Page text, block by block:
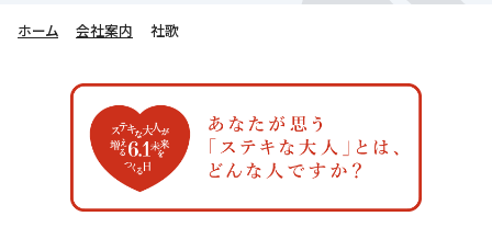
教育理念
社長挨拶
会社概要／組織図
学びの成果
学習塾について
サステナビリティ
お客さま満足度向上の取り組み
労働環境向上の取り組み
株主・投資家向け情報
株主・投資家向け情報
採用情報
ホーム 会社案内 社歌